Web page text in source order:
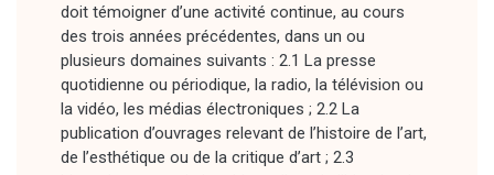
doit témoigner d’une activité continue, au cours
des trois années précédentes, dans un ou
plusieurs domaines suivants : 2.1 La presse
quotidienne ou périodique, la radio, la télévision ou
la vidéo, les médias électroniques ; 2.2 La
publication d’ouvrages relevant de l’histoire de l’art,
de l’esthétique ou de la critique d’art ; 2.3